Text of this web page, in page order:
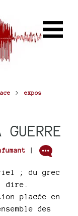
> expos
|
; du grec
dire.
placée en
des